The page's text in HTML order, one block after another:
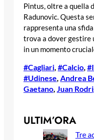
Pintus, oltre a quella
Radunovic. Questa
rappresenta una
trova a dover gestire
in un momento
#Cagliari, #Calcio,
#Udinese, Andrea
Gaetano, Juan
ULTIM’ORA
Tre